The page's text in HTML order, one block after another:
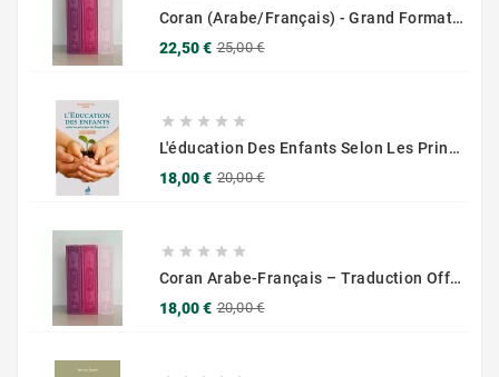
Coran (Arabe/Français) - Grand Format 17x25 - Couverture Daim - Pages Dorées
22,50 € 25,00 €
    
L'éducation Des Enfants Selon Les Principes Du Prophète Sws
18,00 € 20,00 €
    
Coran Arabe-Français – Traduction Officielle (14x20 Cm ) – Couverture Daim Luxees Dorées
18,00 € 20,00 €